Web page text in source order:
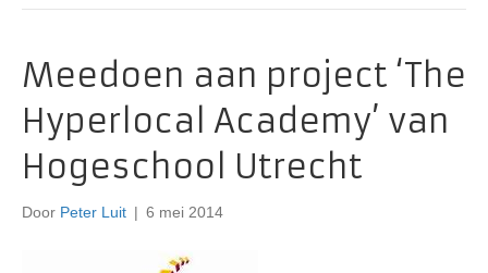
Meedoen aan project ‘The
Hyperlocal Academy’ van
Hogeschool Utrecht
Door Peter Luit | 6 mei 2014